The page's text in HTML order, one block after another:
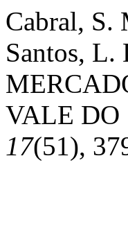
Cabral, S.
Santos,
VALE DO
17(51),